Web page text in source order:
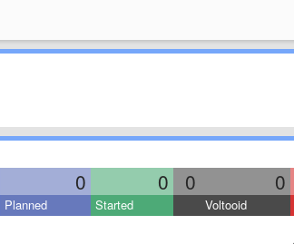
0 0 0 0
Planned Started Voltooid